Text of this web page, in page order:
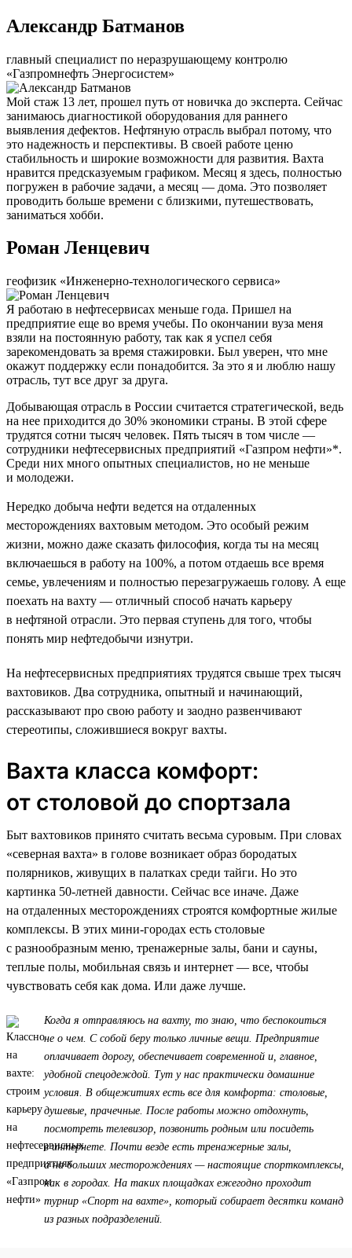
Александр Батманов
главный специалист по неразрушающему контролю
«Газпромнефть Энергосистем»
Мой стаж 13 лет, прошел путь от новичка до эксперта. Сейчас
занимаюсь диагностикой оборудования для раннего
выявления дефектов. Нефтяную отрасль выбрал потому, что
это надежность и перспективы. В своей работе ценю
стабильность и широкие возможности для развития. Вахта
нравится предсказуемым графиком. Месяц я здесь, полностью
погружен в рабочие задачи, а месяц — дома. Это позволяет
проводить больше времени с близкими, путешествовать,
заниматься хобби.
Роман Ленцевич
геофизик «Инженерно-технологического сервиса»
Я работаю в нефтесервисах меньше года. Пришел на
предприятие еще во время учебы. По окончании вуза меня
взяли на постоянную работу, так как я успел себя
зарекомендовать за время стажировки. Был уверен, что мне
окажут поддержку если понадобится. За это я и люблю нашу
отрасль, тут все друг за друга.
Добывающая отрасль в России считается стратегической, ведь
на нее приходится до 30% экономики страны. В этой сфере
трудятся сотни тысяч человек. Пять тысяч в том числе —
сотрудники нефтесервисных предприятий «Газпром нефти»*.
Среди них много опытных специалистов, но не меньше
и молодежи.
Нередко добыча нефти ведется на отдаленных
месторождениях вахтовым методом. Это особый режим
жизни, можно даже сказать философия, когда ты на месяц
включаешься в работу на 100%, а потом отдаешь все время
семье, увлечениям и полностью перезагружаешь голову. А еще
поехать на вахту — отличный способ начать карьеру
в нефтяной отрасли. Это первая ступень для того, чтобы
понять мир нефтедобычи изнутри.
На нефтесервисных предприятиях трудятся свыше трех тысяч
вахтовиков. Два сотрудника, опытный и начинающий,
рассказывают про свою работу и заодно развенчивают
стереотипы, сложившиеся вокруг вахты.
Вахта класса комфорт:
от столовой до спортзала
Быт вахтовиков принято считать весьма суровым. При словах
«северная вахта» в голове возникает образ бородатых
полярников, живущих в палатках среди тайги. Но это
картинка 50-летней давности. Сейчас все иначе. Даже
на отдаленных месторождениях строятся комфортные жилые
комплексы. В этих мини-городах есть столовые
с разнообразным меню, тренажерные залы, бани и сауны,
теплые полы, мобильная связь и интернет — все, чтобы
чувствовать себя как дома. Или даже лучше.
Когда я отправляюсь на вахту, то знаю, что беспокоиться
не о чем. С собой беру только личные вещи. Предприятие
оплачивает дорогу, обеспечивает современной и, главное,
удобной спецодеждой. Тут у нас практически домашние
условия. В общежитиях есть все для комфорта: столовые,
душевые, прачечные. После работы можно отдохнуть,
посмотреть телевизор, позвонить родным или посидеть
в интернете. Почти везде есть тренажерные залы,
а на больших месторождениях — настоящие спорткомплексы,
как в городах. На таких площадках ежегодно проходит
турнир «Спорт на вахте», который собирает десятки команд
из разных подразделений.